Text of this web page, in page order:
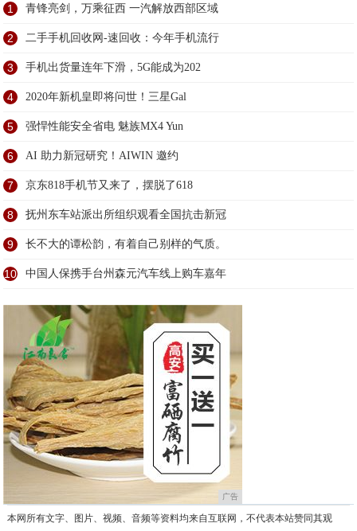
1 青锋亮剑，万乘征西 一汽解放西部区域
2 二手手机回收网-速回收：今年手机流行
3 手机出货量连年下滑，5G能成为202
4 2020年新机皇即将问世！三星Gal
5 强悍性能安全省电 魅族MX4 Yun
6 AI 助力新冠研究！AIWIN 邀约
7 京东818手机节又来了，摆脱了618
8 抚州东车站派出所组织观看全国抗击新冠
9 长不大的谭松韵，有着自己别样的气质。
10 中国人保携手台州森元汽车线上购车嘉年
广告
本网所有文字、图片、视频、音频等资料均来自互联网，不代表本站赞同其观